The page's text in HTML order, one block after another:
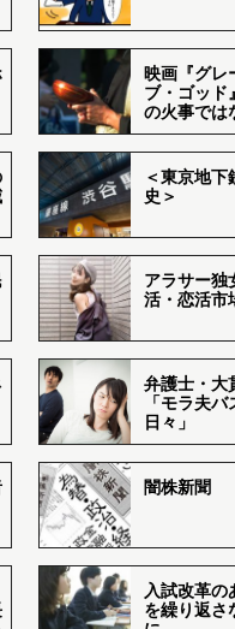
映画『グレ
ブ・ゴッド
の火事では
＜東京地下
史＞
アラサー独
活・恋活市
弁護士・大
「モラ夫
日々」
闇株新聞
入試改革の
を繰り返さ